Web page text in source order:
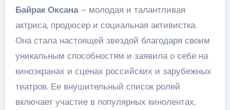
Байрак Оксана– молодая и талантливая
актриса, продюсер и социальная активистка.
Она стала настоящей звездой благодаря своим
уникальным способностям и заявила о себе на
киноэкранах и сценах российских и зарубежных
театров. Ее внушительный список ролей
включает участие в популярных кинолентах,